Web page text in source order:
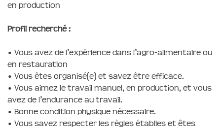
en production
Profil recherché :
• Vous avez de l’expérience dans l’agro-alimentaire ou
en restauration
• Vous êtes organisé(e) et savez être efficace.
• Vous aimez le travail manuel, en production, et vous
avez de l’endurance au travail.
• Bonne condition physique nécessaire.
• Vous savez respecter les règles établies et êtes